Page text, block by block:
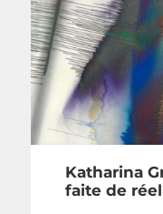
Katharina
faite de réel